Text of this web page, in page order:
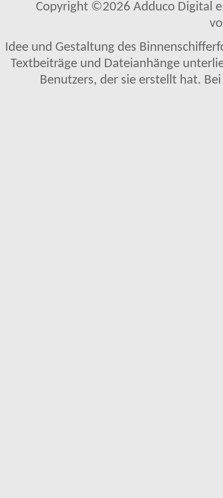
Copyright ©2026 Adduco Digital
Idee und Gestaltung des
Textbeiträge und Dateianhänge
Benutzers, der sie erstellt hat.